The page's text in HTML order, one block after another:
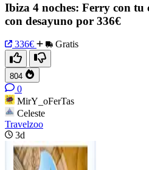
Ibiza 4 noches: Ferry con tu
con desayuno por 336€
336€ Gratis
804
0
MirY_oFerTas
Celeste
Travelzoo
3d